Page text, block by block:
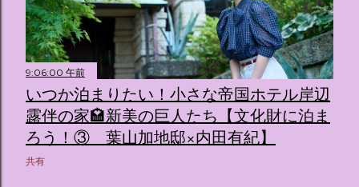
9:06:00 午前
いつか泊まりたい！小さな帝国ホテル岸辺
露伴の家🏩新美の巨人たち【文化財に泊ま
ろう！③ 葉山加地邸×内田有紀】
共有